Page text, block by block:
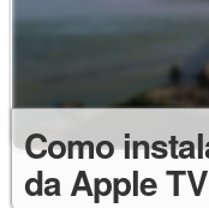
Como
da Apple